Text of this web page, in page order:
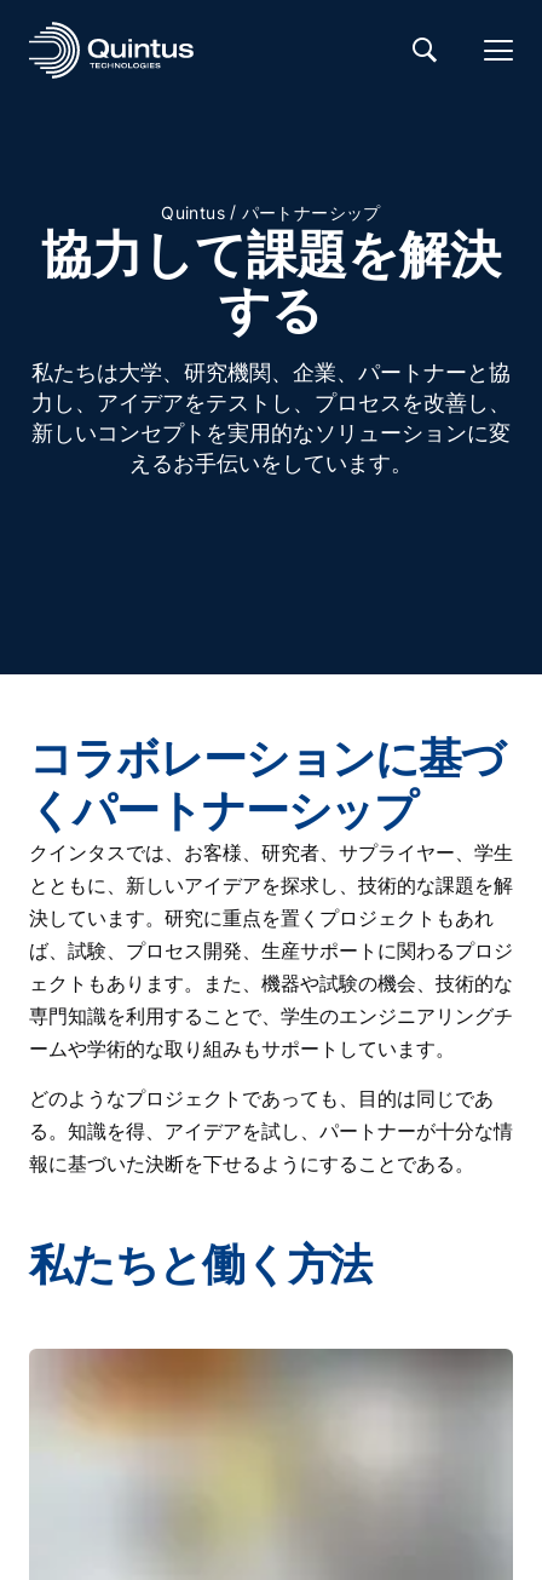
Quintus / パートナーシップ
協力して課題を解決
する
私たちは大学、研究機関、企業、パートナーと協
力し、アイデアをテストし、プロセスを改善し、
新しいコンセプトを実用的なソリューションに変
えるお手伝いをしています。
コラボレーションに基づ
くパートナーシップ
クインタスでは、お客様、研究者、サプライヤー、学生
とともに、新しいアイデアを探求し、技術的な課題を解
決しています。研究に重点を置くプロジェクトもあれ
ば、試験、プロセス開発、生産サポートに関わるプロジ
ェクトもあります。また、機器や試験の機会、技術的な
専門知識を利用することで、学生のエンジニアリングチ
ームや学術的な取り組みもサポートしています。
どのようなプロジェクトであっても、目的は同じであ
る。知識を得、アイデアを試し、パートナーが十分な情
報に基づいた決断を下せるようにすることである。
私たちと働く方法